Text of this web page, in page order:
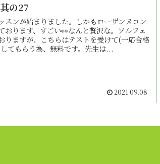
の27
スンが始まりました。しかもローザンヌコン
おります、すごい👀なんと贅沢な。ソルフェ
りますが、こちらはテストを受けて(一応合格
てもらう為、無料です。先生は...
2021.09.08